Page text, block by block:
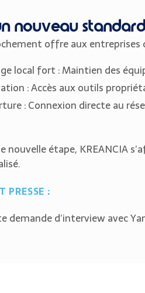
nouveau
offre aux
local fort : Maintien des
: Accès aux outils
: Connexion directe au
nouvelle étape, KREANCIA
PRESSE :
demande d’interview avec